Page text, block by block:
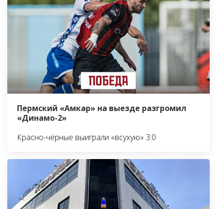
Пермский «Амкар» на выезде разгромил
«Динамо-2»
Красно-чёрные выиграли «всухую» 3:0